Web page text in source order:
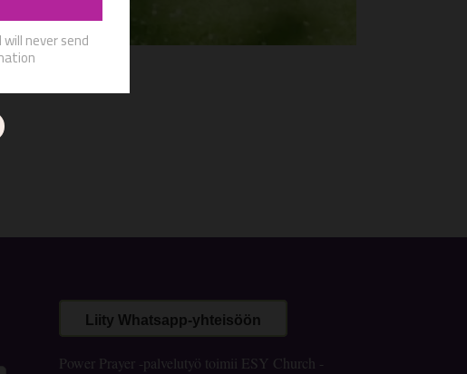
Liity Whatsapp-yhteisöön
Power Prayer -palvelutyö toimii ESY Church -